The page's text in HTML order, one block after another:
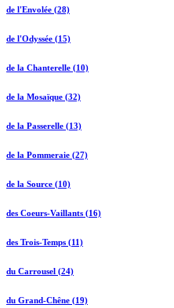
de l'Envolée (28)
de l'Odyssée (15)
de la Chanterelle (10)
de la Mosaïque (32)
de la Passerelle (13)
de la Pommeraie (27)
de la Source (10)
des Coeurs-Vaillants (16)
des Trois-Temps (11)
du Carrousel (24)
du Grand-Chêne (19)